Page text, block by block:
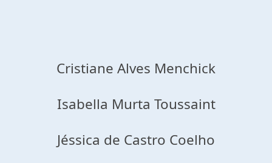
Cristiane Alves Menchick
Isabella Murta Toussaint
Jéssica de Castro Coelho